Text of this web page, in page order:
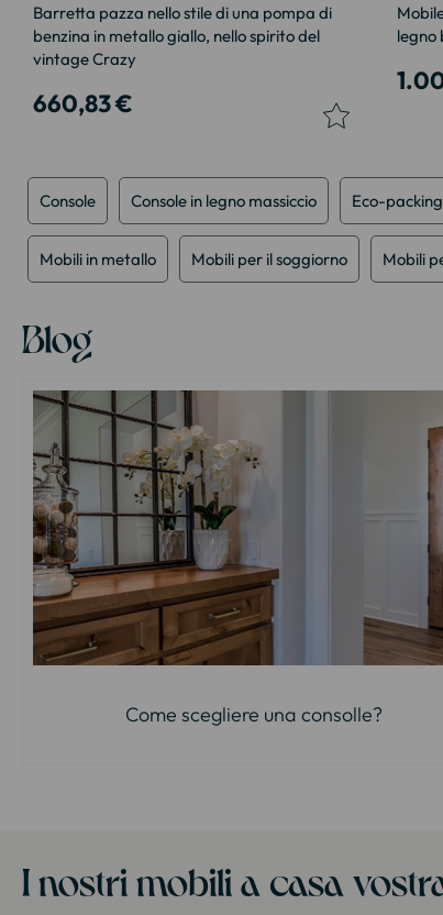
Barretta pazza nello stile di una pompa di
benzina in metallo giallo, nello spirito del
vintage Crazy
660,83 €
legno
Console Console in legno massiccio Eco-packing
Mobili in metallo Mobili per il soggiorno Mobili
Blog
Come scegliere una consolle?
I nostri mobili a casa